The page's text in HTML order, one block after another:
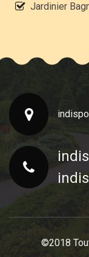
Jardinier
©2018